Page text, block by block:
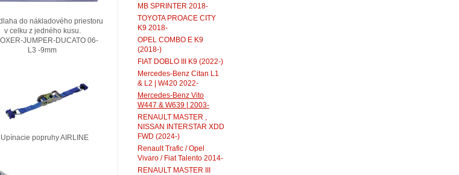
MB SPRINTER 2018-
TOYOTA PROACE CITY
K9 2018-
OPEL COMBO E K9
(2018-)
FIAT DOBLO III K9 (2022-)
Mercedes-Benz Citan L1
& L2 | W420 2022-
Mercedes-Benz Vito
W447 & W639 | 2003-
RENAULT MASTER ,
NISSAN INTERSTAR XDD
FWD (2024-)
Renault Trafic / Opel
Vivaro / Fiat Talento 2014-
RENAULT MASTER III
do nákladového priestoru
z jedného kusu.
JUMPER-DUCATO 06-
-9mm
popruhy AIRLINE